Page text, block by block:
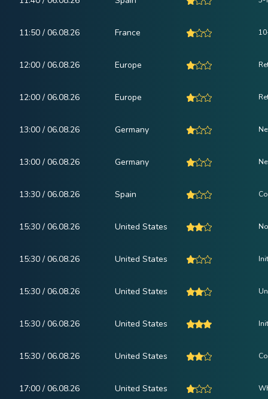
11:50 / 06.08.26 France
12:00 / 06.08.26 Europe
12:00 / 06.08.26 Europe
13:00 / 06.08.26 Germany
13:00 / 06.08.26 Germany
13:30 / 06.08.26 Spain
15:30 / 06.08.26 United States
15:30 / 06.08.26 United States
15:30 / 06.08.26 United States
15:30 / 06.08.26 United States
15:30 / 06.08.26 United States
17:00 / 06.08.26 United States